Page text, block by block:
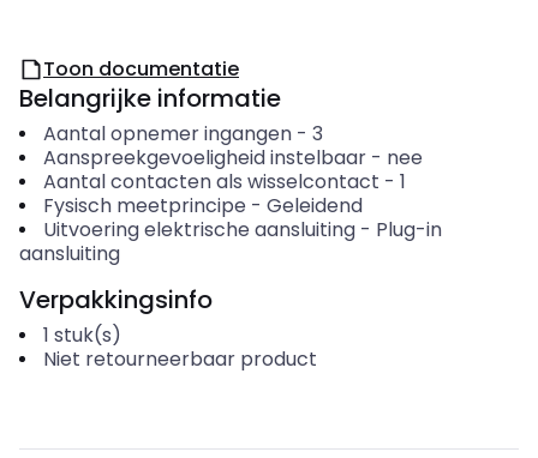
Toon documentatie
Belangrijke informatie
Aantal opnemer ingangen- 3
Aanspreekgevoeligheid instelbaar- nee
Aantal contacten als wisselcontact - 1
Fysisch meetprincipe - Geleidend
Uitvoering elektrische aansluiting- Plug-in
aansluiting
Verpakkingsinfo
1 stuk(s)
Niet retourneerbaar product